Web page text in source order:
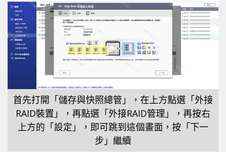
首先打開「儲存與快照總管」，在上方點選「外接
RAID裝置」，再點選「外接RAID管理」，再按右
上方的「設定」，即可跳到這個畫面，按「下一
步」繼續